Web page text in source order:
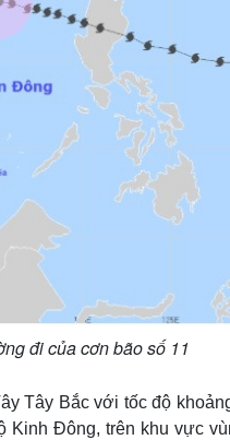
đi của cơn bão số 11
Tây Bắc với tốc độ
Kinh Đông, trên khu vực